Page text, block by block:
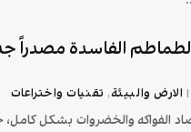
الفاسدة مصدراً
الارض والبيئة, تقنیات واختراعات
الفواكه والخضروات بشكل